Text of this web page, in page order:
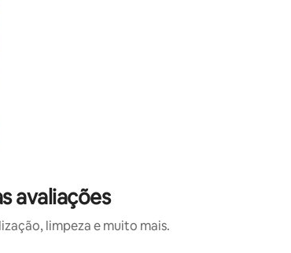
avaliações
limpeza e muito mais.